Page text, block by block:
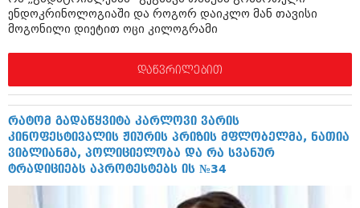
აგვისტო 2010 (461)
ივლისი 2010 (556)
მაისი 2010 (232)
მარტი 2010 (454)
იანვარი 2010 (422)
დეკემბერი 2009 (510)
ნოემბერი 2009 (308)
ოქტომბერი 2009 (382)
ენდოკრინოლოგიაში და როგორ დაიკლო მან თავისი
მოგონილი დიეტით ოცი კილოგრამი
დაწვრილებით
რატომ გადაწყვიტა კარლოვი ვარის
კინოფესტივალის ჟიურის პრიზის მფლობელმა, ნათია
ვიბლიანმა, პოლიციელობა და რა სვანურ
ტრადიციებს აპროტესტებს ის №34